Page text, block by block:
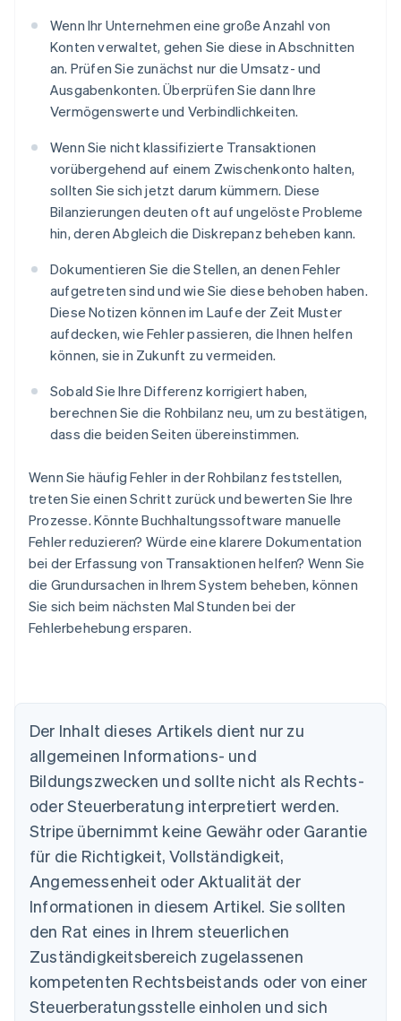
Wenn Ihr Unternehmen eine große Anzahl von
Konten verwaltet, gehen Sie diese in Abschnitten
an. Prüfen Sie zunächst nur die Umsatz- und
Ausgabenkonten. Überprüfen Sie dann Ihre
Vermögenswerte und Verbindlichkeiten.
Wenn Sie nicht klassifizierte Transaktionen
vorübergehend auf einem Zwischenkonto halten,
sollten Sie sich jetzt darum kümmern. Diese
Bilanzierungen deuten oft auf ungelöste Probleme
hin, deren Abgleich die Diskrepanz beheben kann.
Dokumentieren Sie die Stellen, an denen Fehler
aufgetreten sind und wie Sie diese behoben haben.
Diese Notizen können im Laufe der Zeit Muster
aufdecken, wie Fehler passieren, die Ihnen helfen
können, sie in Zukunft zu vermeiden.
Sobald Sie Ihre Differenz korrigiert haben,
berechnen Sie die Rohbilanz neu, um zu bestätigen,
dass die beiden Seiten übereinstimmen.
Wenn Sie häufig Fehler in der Rohbilanz feststellen,
treten Sie einen Schritt zurück und bewerten Sie Ihre
Prozesse. Könnte Buchhaltungssoftware manuelle
Fehler reduzieren? Würde eine klarere Dokumentation
bei der Erfassung von Transaktionen helfen? Wenn Sie
die Grundursachen in Ihrem System beheben, können
Sie sich beim nächsten Mal Stunden bei der
Fehlerbehebung ersparen.
Der Inhalt dieses Artikels dient nur zu
allgemeinen Informations- und
Bildungszwecken und sollte nicht als Rechts-
oder Steuerberatung interpretiert werden.
Stripe übernimmt keine Gewähr oder Garantie
für die Richtigkeit, Vollständigkeit,
Angemessenheit oder Aktualität der
Informationen in diesem Artikel. Sie sollten
den Rat eines in Ihrem steuerlichen
Zuständigkeitsbereich zugelassenen
kompetenten Rechtsbeistands oder von einer
Steuerberatungsstelle einholen und sich
Australien
Belgien
NederlandsFrançaisDeutschEnglish
PortuguêsEnglish
Bulgarien
English
Dänemark
English
Deutschland
Estland
English
Festlandchina
简体中文 English
Finnland
EnglishSvenska